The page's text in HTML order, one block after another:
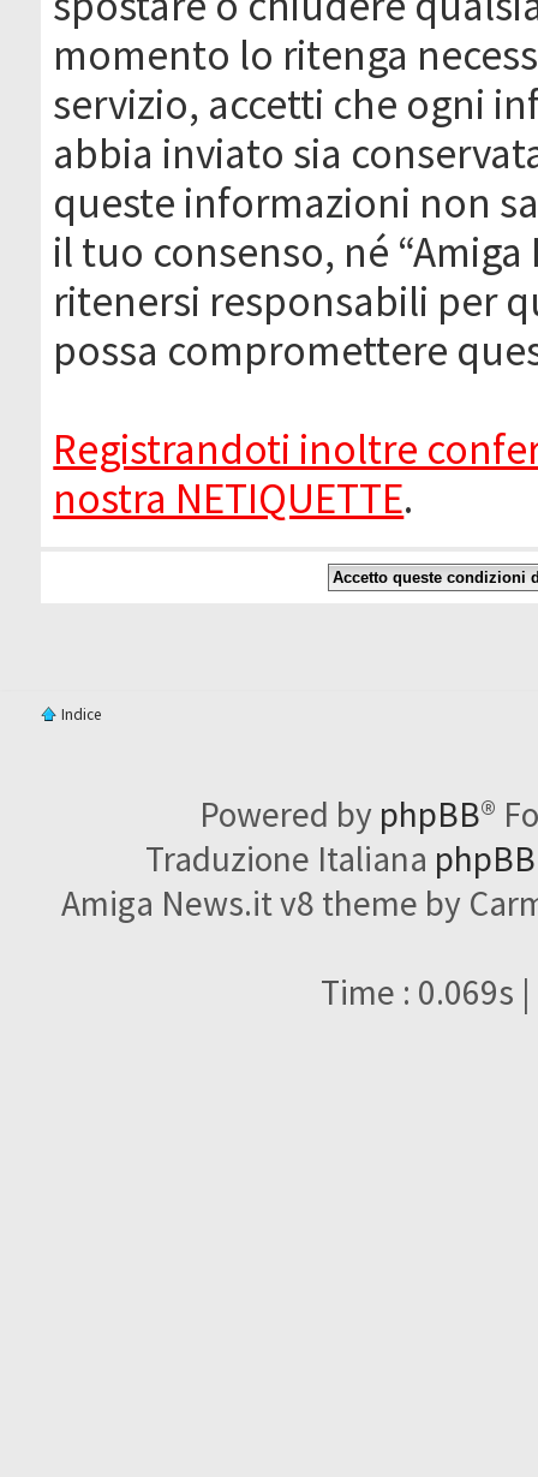
momento lo ritenga
servizio, accetti che ogni
abbia inviato sia
queste informazioni non
il tuo consenso, né
ritenersi responsabili per
possa compromettere
Registrandoti inoltre
nostra NETIQUETTE.
Indice
Powered by phpBB®
Traduzione Italiana
Amiga News.it v8 theme by
Time : 0.069s